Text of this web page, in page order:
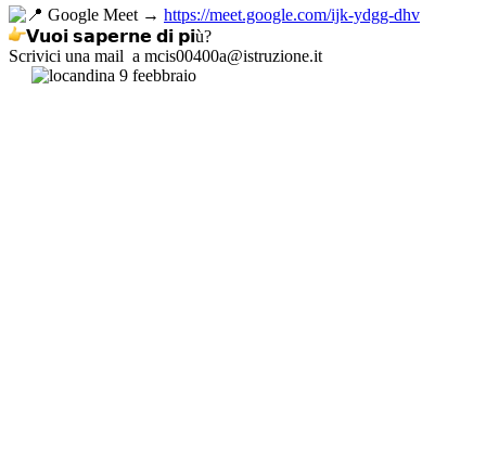
Google Meet → https://meet.google.com/ijk-ydgg-dhv
𝗩𝘂𝗼𝗶 𝘀𝗮𝗽𝗲𝗿𝗻𝗲 𝗱𝗶 𝗽𝗶ù?
Scrivici una mail a mcis00400a@istruzione.it